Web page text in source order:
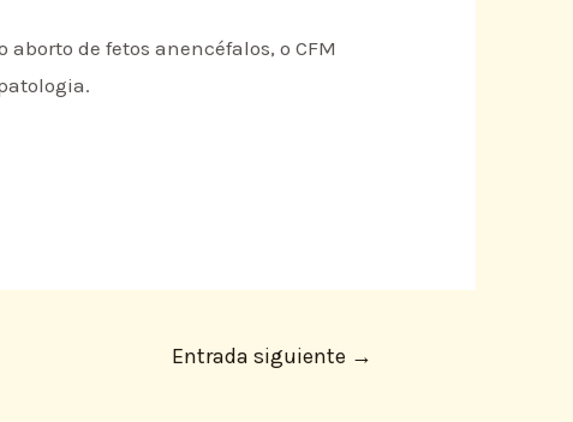
de fetos anencéfalos, o CFM
Entrada siguiente →